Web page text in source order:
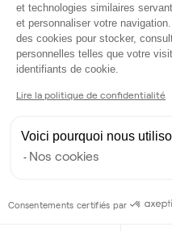
24
8 500 €
Dispo
8 500 €
Bureau
et technologies similaires
et personnaliser votre
des cookies pour stocker,
personnelles telles que votre
identifiants de cookie.
Lire la politique de confidentialité
Voici pourquoi nous
Nos cookies
Consentements certifiés par